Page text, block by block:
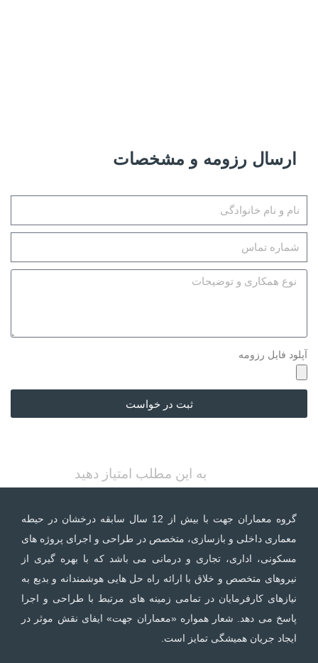
ارسال رزومه و مشخصات
آپلود فایل رزومه
ثبت در خواست
به این مطلب امتیاز دهید
گروه معماران جهت با بیش از 12 سال سابقه درخشان در حیطه
معماری داخلی و بازسازی، متخصص در طراحی و اجرای پروژه های
مسکونی، اداری، تجاری و درمانی می باشد که با بهره گیری از
نیروهای متخصص و خلاق با ارائه راه حل هایی هوشمندانه و بدیع به
نیازهای کارفرمایان در تمامی زمینه های مرتبط با طراحی و اجرا
پاسخ می دهد. شعار همواره «معماران جهت» ایفای نقش موثر در
ایجاد جریان همیشگی تمایز است.